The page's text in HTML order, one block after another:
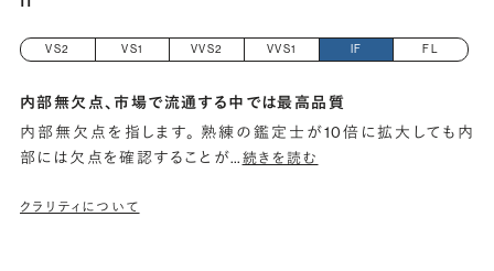
VS2 VS1 VVS2 VVS1 IF FL
内部無欠点、市場で流通する中では最高品質
内部無欠点を指します。 熟練の鑑定士が10倍に拡大しても内
部には欠点を確認することが… 続きを読む
クラリティについて